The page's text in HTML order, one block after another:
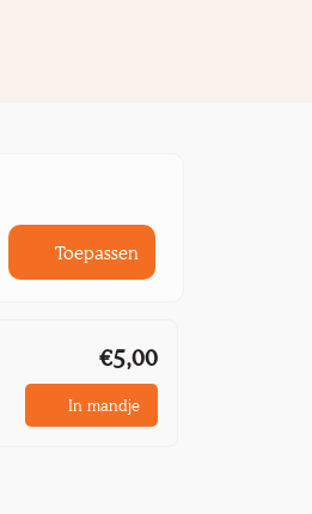
Toepassen
€5,00
In mandje